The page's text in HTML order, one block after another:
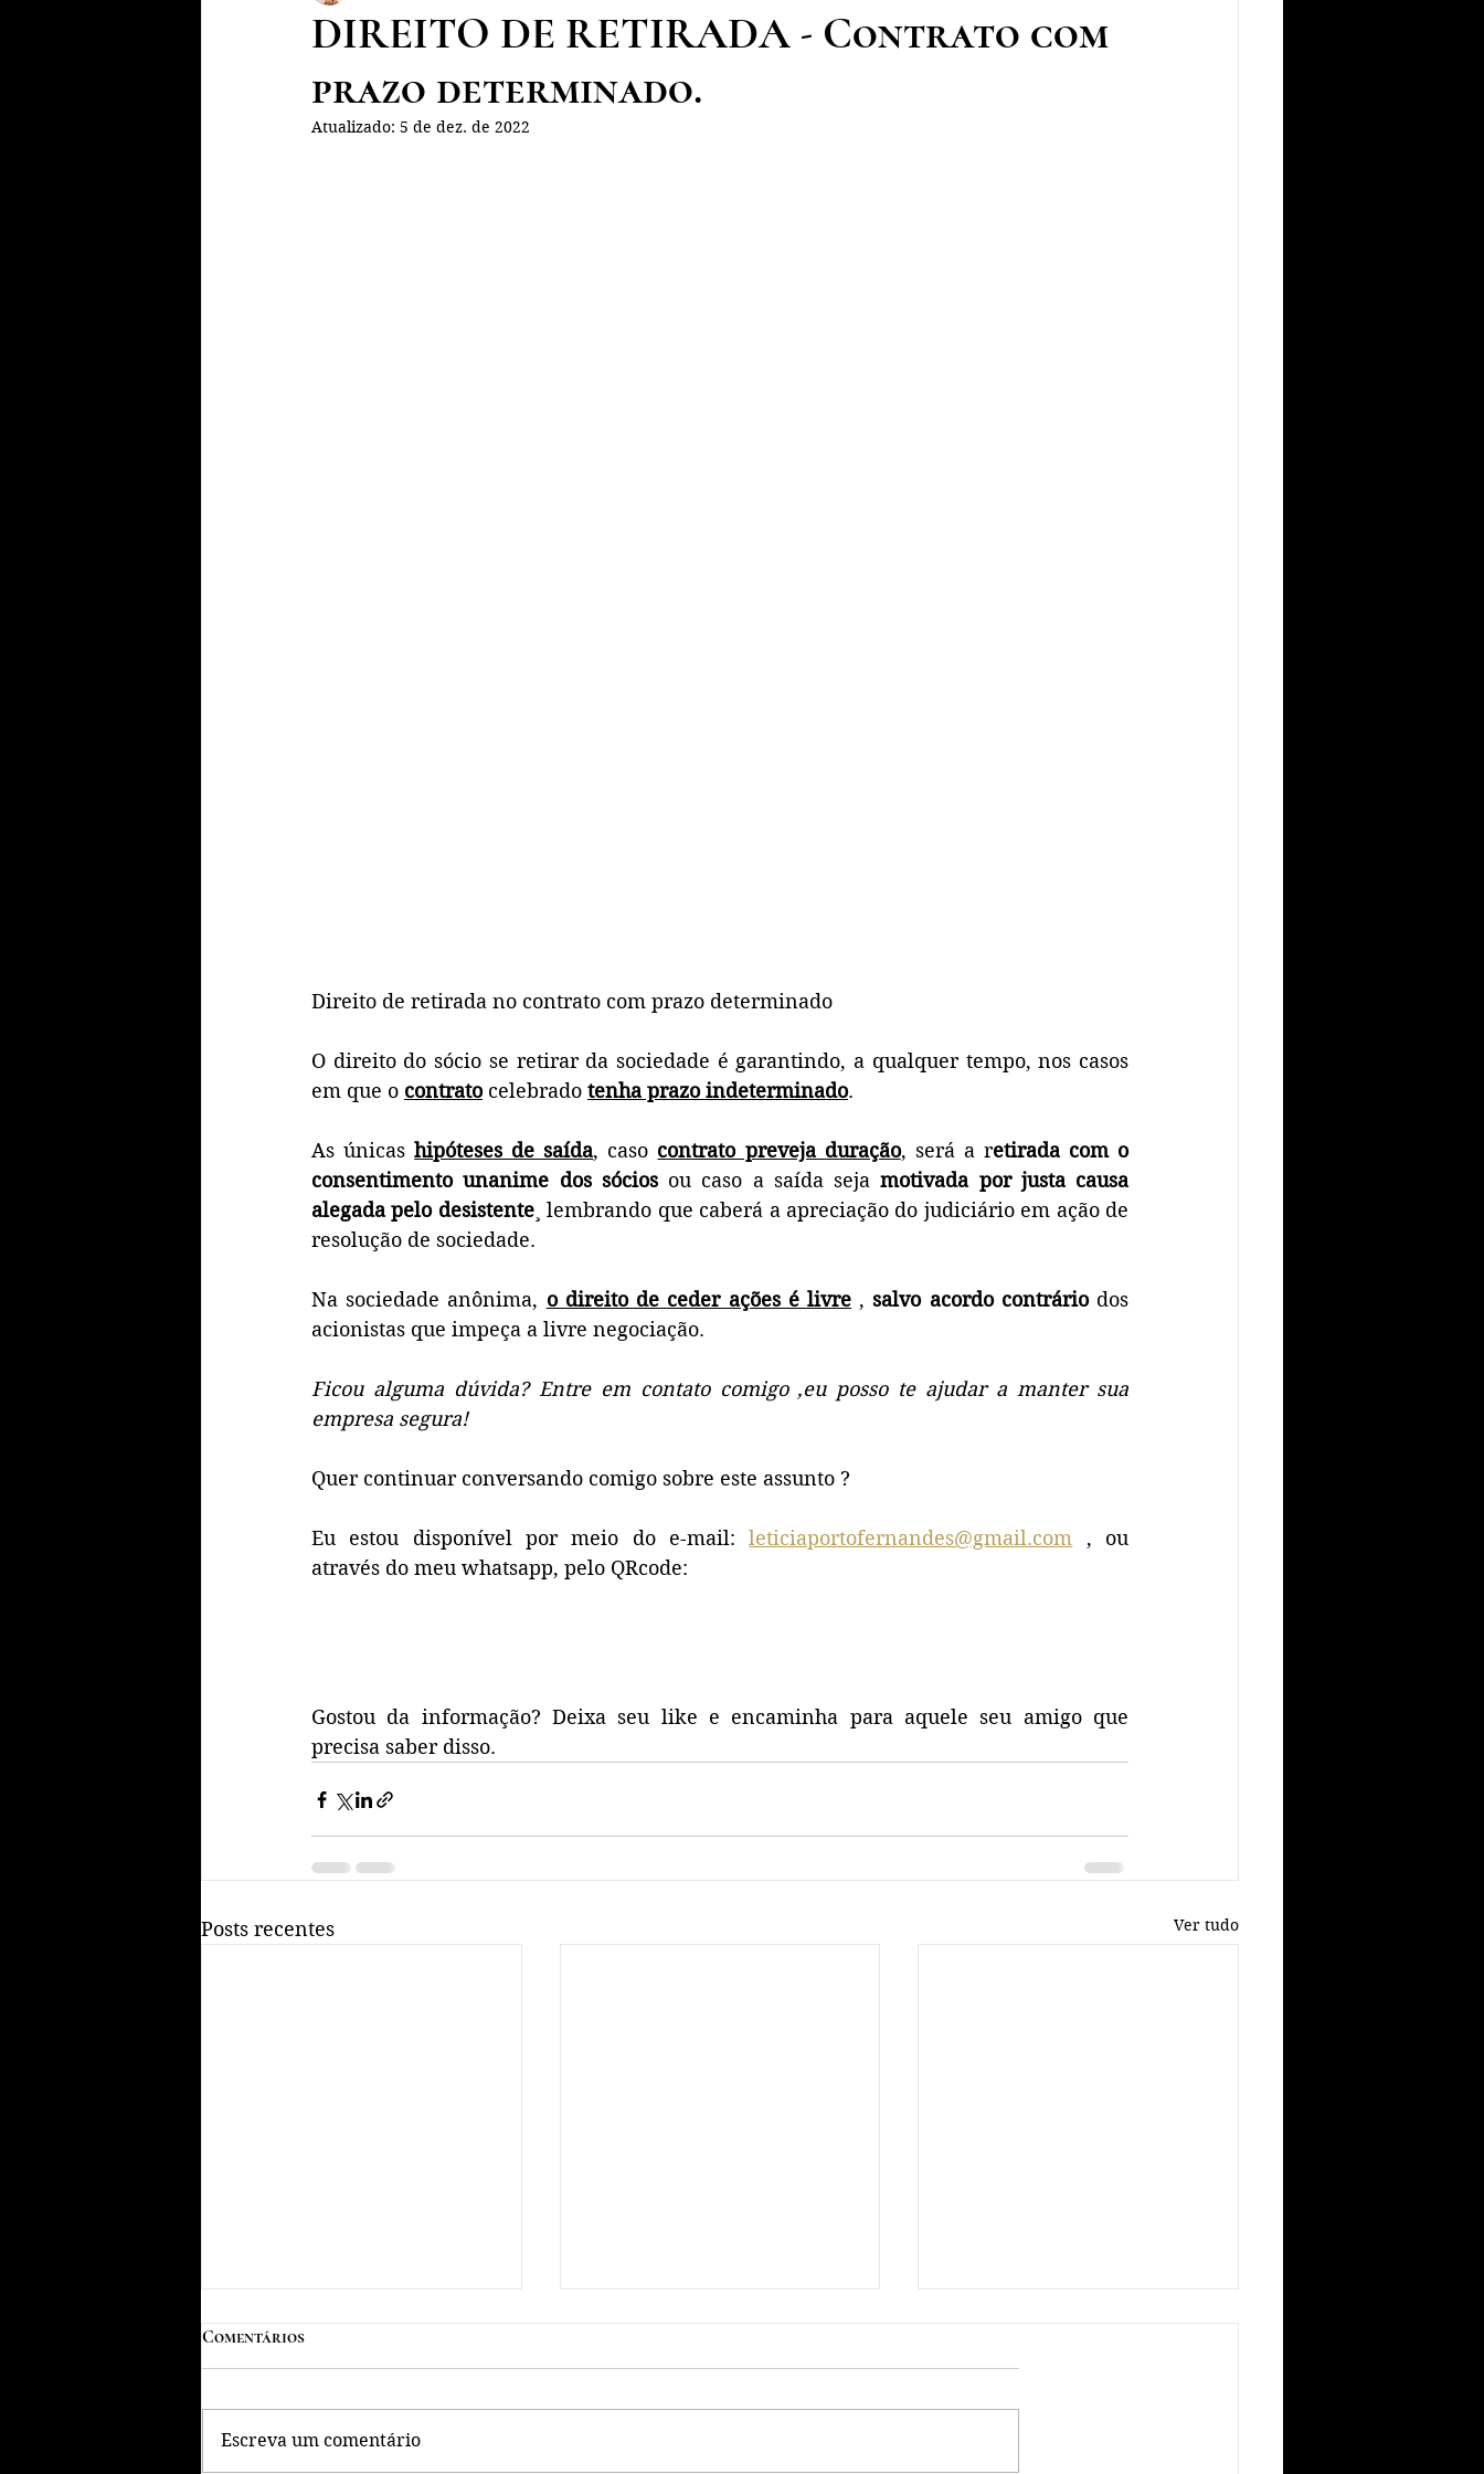
DIREITO DE RETIRADA - Contrato com
prazo determinado.
Atualizado: 5 de dez. de 2022
Direito de retirada no contrato com prazo determinado
O direito do sócio se retirar da sociedade é garantindo, a qualquer tempo, nos casos
em que o contrato celebrado tenha prazo indeterminado.
As únicas hipóteses de saída, caso contrato preveja duração, será a retirada com o
consentimento unanime dos sócios ou caso a saída seja motivada por justa causa
alegada pelo desistente¸ lembrando que caberá a apreciação do judiciário em ação de
resolução de sociedade.
Na sociedade anônima, o direito de ceder ações é livre , salvo acordo contrário dos
acionistas que impeça a livre negociação.
Ficou alguma dúvida? Entre em contato comigo ,eu posso te ajudar a manter sua
empresa segura!
Quer continuar conversando comigo sobre este assunto ?
Eu estou disponível por meio do e-mail: leticiaportofernandes@gmail.com , ou
através do meu whatsapp, pelo QRcode:
Gostou da informação? Deixa seu like e encaminha para aquele seu amigo que
precisa saber disso.
Posts recentes Ver tudo
Comentários
Escreva um comentário